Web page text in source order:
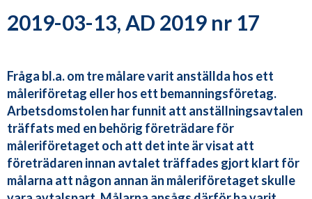
2019-03-13, AD 2019 nr 17
Fråga bl.a. om tre målare varit anställda hos ett
måleriföretag eller hos ett bemanningsföretag.
Arbetsdomstolen har funnit att anställningsavtalen
träffats med en behörig företrädare för
måleriföretaget och att det inte är visat att
företrädaren innan avtalet träffades gjort klart för
målarna att någon annan än måleriföretaget skulle